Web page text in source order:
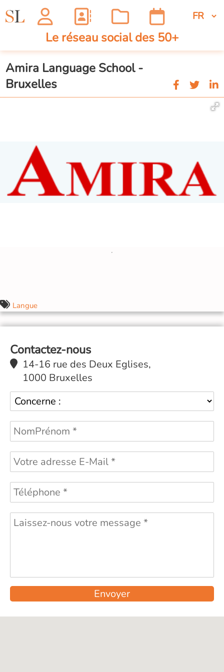
Le réseau social des 50+
Amira Language School -
Bruxelles
Langue
Contactez-nous
14-16 rue des Deux Eglises,
1000 Bruxelles
Envoyer